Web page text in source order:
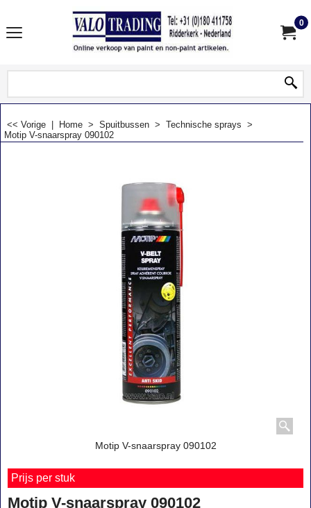
0
<< Vorige Home > Spuitbussen > Technische sprays >
Motip V-snaarspray 090102
Motip V-snaarspray 090102
Prijs per stuk
Motip V-snaarspray 090102